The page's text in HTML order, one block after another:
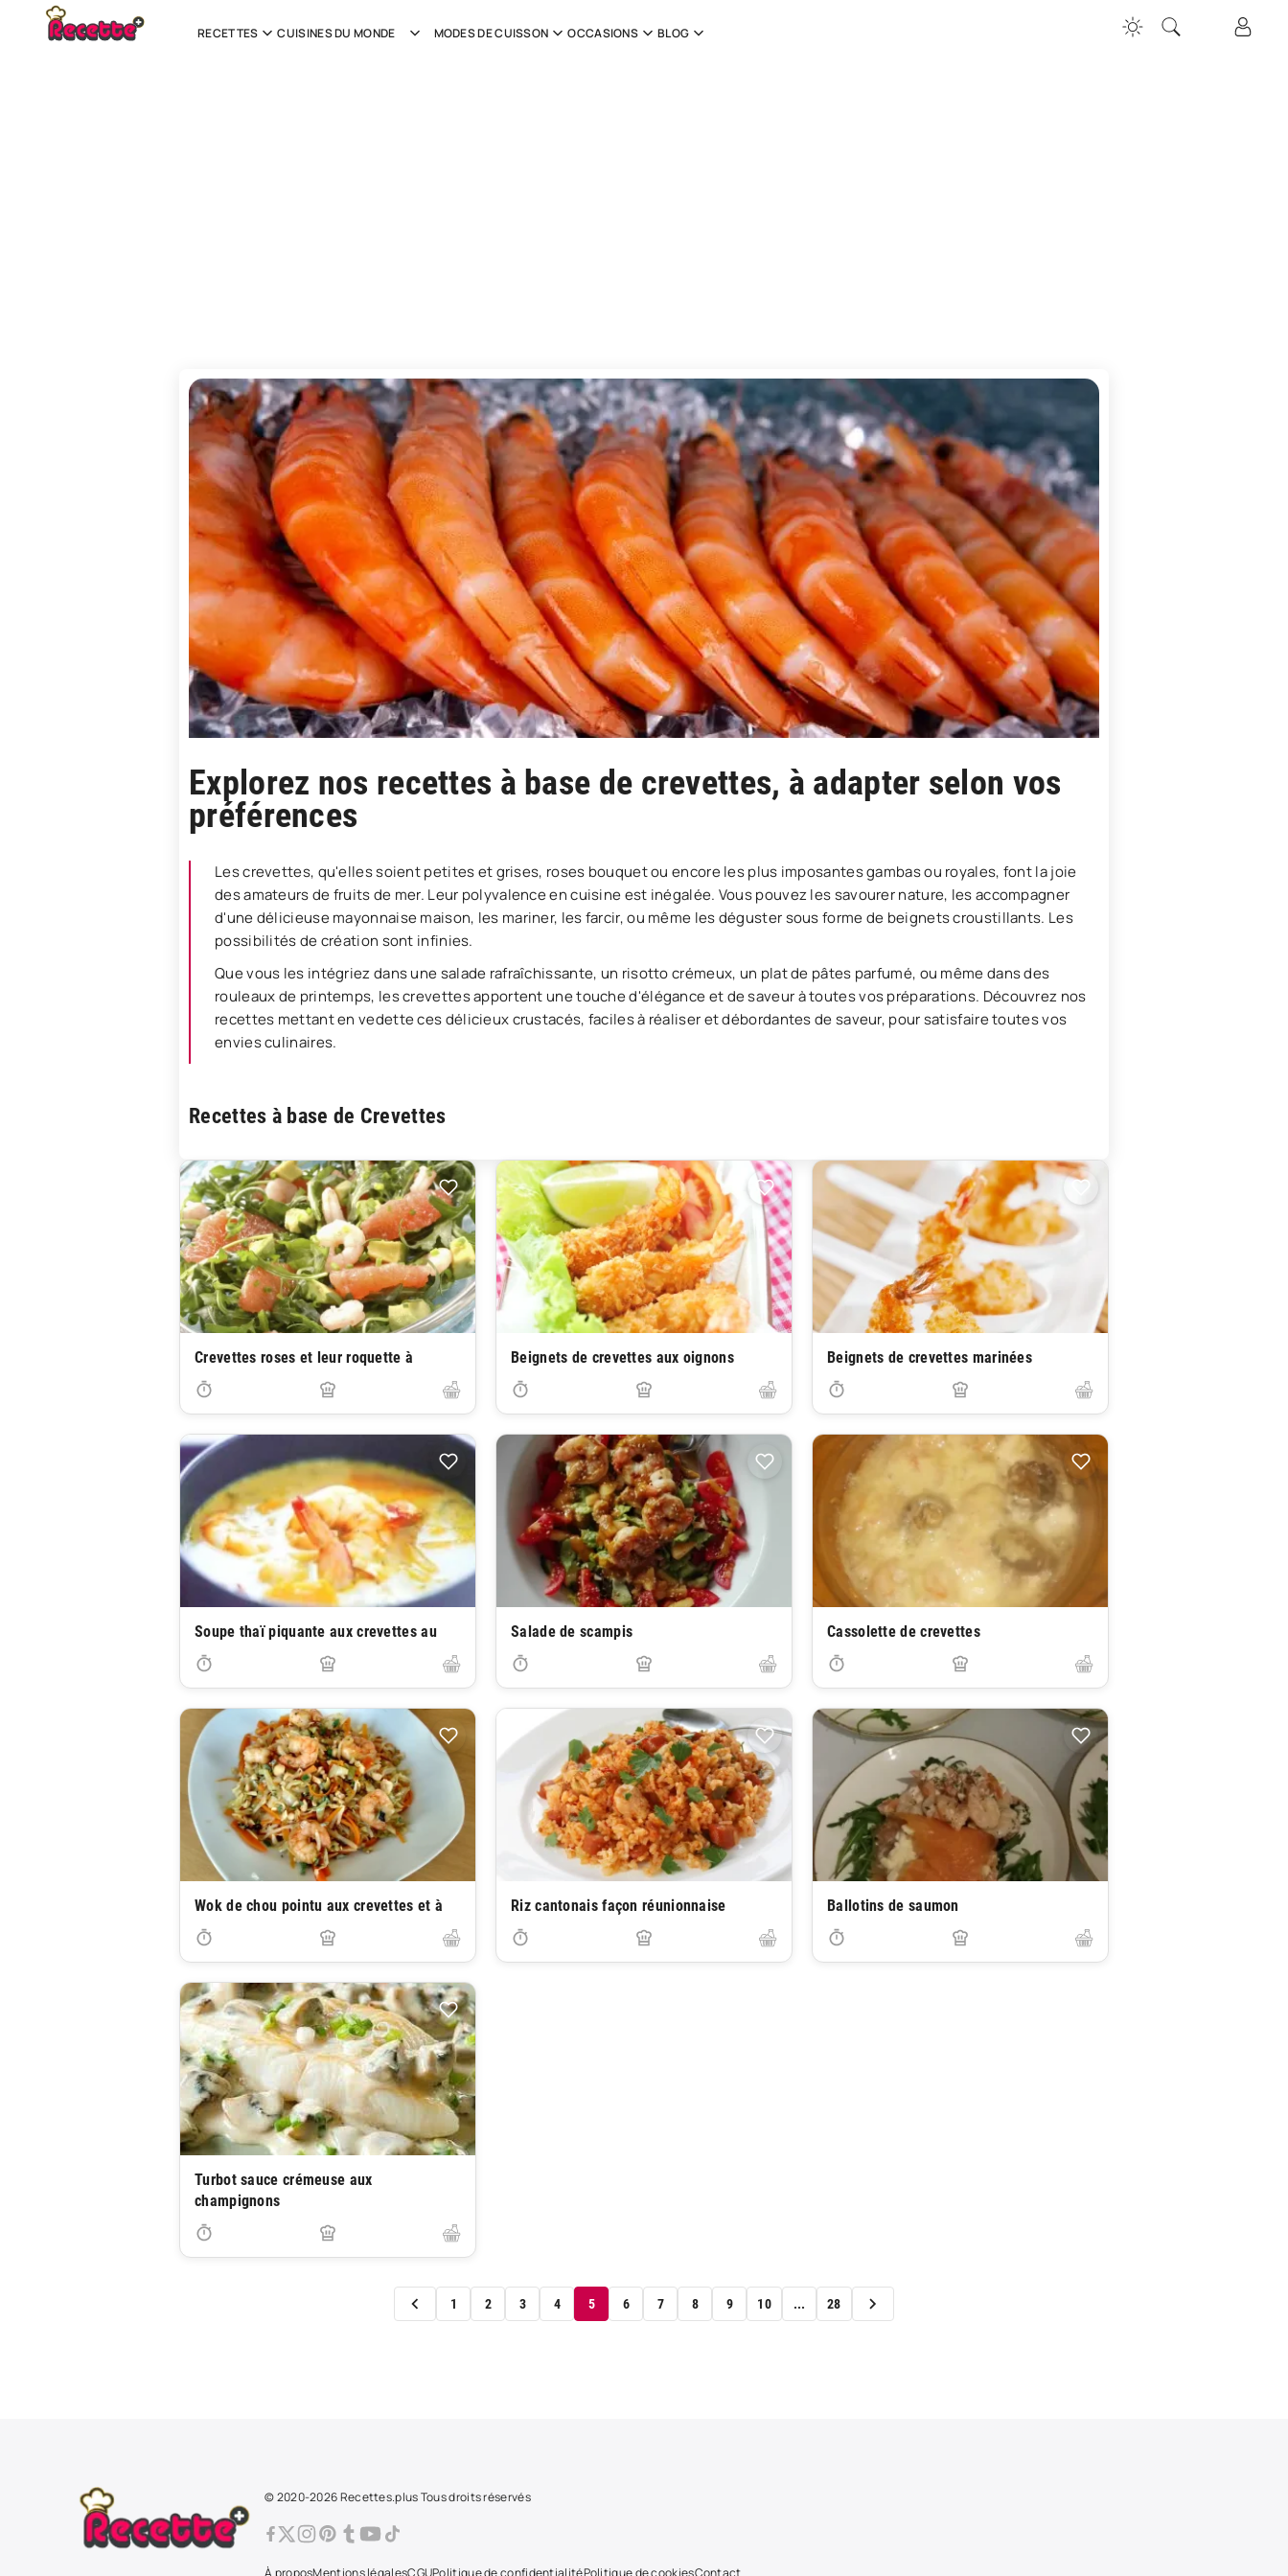
RECETTES CUISINES DU MONDE MODES DE CUISSON OCCASIONS BLOG
Explorez nos recettes à base de crevettes, à adapter selon vos
préférences
Les crevettes, qu'elles soient petites et grises, roses bouquet ou encore les plus imposantes gambas ou royales, font la joie
des amateurs de fruits de mer. Leur polyvalence en cuisine est inégalée. Vous pouvez les savourer nature, les accompagner
d'une délicieuse mayonnaise maison, les mariner, les farcir, ou même les déguster sous forme de beignets croustillants. Les
possibilités de création sont infinies.
Que vous les intégriez dans une salade rafraîchissante, un risotto crémeux, un plat de pâtes parfumé, ou même dans des
rouleaux de printemps, les crevettes apportent une touche d'élégance et de saveur à toutes vos préparations. Découvrez nos
recettes mettant en vedette ces délicieux crustacés, faciles à réaliser et débordantes de saveur, pour satisfaire toutes vos
envies culinaires.
Recettes à base de Crevettes
Crevettes roses et leur roquette à Beignets de crevettes aux oignons Beignets de crevettes marinées
Soupe thaï piquante aux crevettes au Salade de scampis Cassolette de crevettes
Wok de chou pointu aux crevettes et à Riz cantonais façon réunionnaise Ballotins de saumon
Turbot sauce crémeuse aux
champignons
1 2 3 4 5 6 7 8 9 10 ... 28
© 2020-2026 Recettes.plus Tous droits réservés